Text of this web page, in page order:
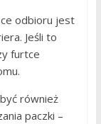
odbioru jest
Jeśli to
furtce
również
paczki –